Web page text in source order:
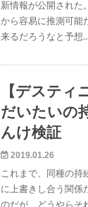
新情報が公開された
から容易に推測可能
来るだろうなと予想
【デスティ
だいたいの
んけ検証
2019.01.26
これまで、同種の持
に上書きし合う関係
のだが、どうやらそ